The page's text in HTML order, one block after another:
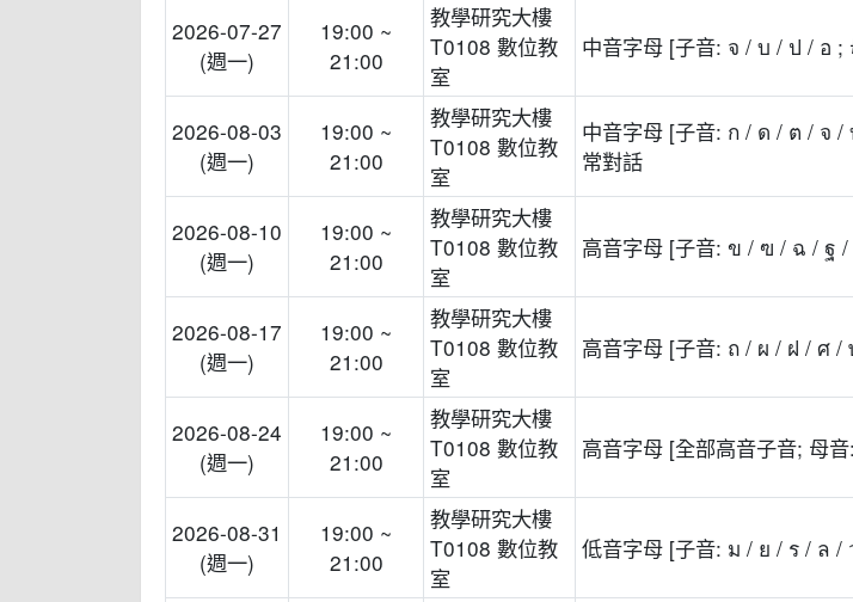
2026-07-27
(週一)
19:00 ~
21:00
教學研究大樓
T0108 數位教
室
中音字母 [子音: จ / บ / ป / อ ;
2026-08-03
(週一)
19:00 ~
21:00
教學研究大樓
T0108 數位教
室
中音字母 [子音: ก / ด / ต / จ /
常對話
2026-08-10
(週一)
19:00 ~
21:00
教學研究大樓
T0108 數位教
室
高音字母 [子音: ข / ฃ / ฉ / ฐ
2026-08-17
(週一)
19:00 ~
21:00
教學研究大樓
T0108 數位教
室
高音字母 [子音: ถ / ผ / ฝ / ศ /
2026-08-24
(週一)
19:00 ~
21:00
教學研究大樓
T0108 數位教
室
高音字母 [全部高音子音; 母
2026-08-31
(週一)
19:00 ~
21:00
教學研究大樓
T0108 數位教
室
低音字母 [子音: ม / ย / ร / ล /